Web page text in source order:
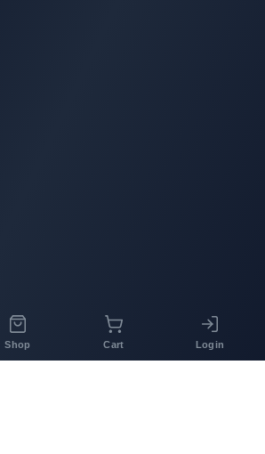
Shop Cart Login